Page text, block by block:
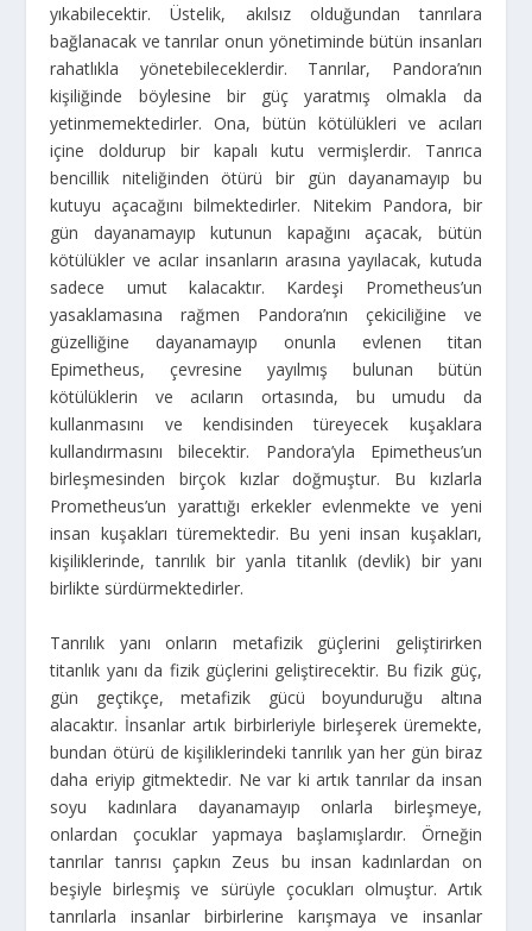
yıkabilecektir. Üstelik, akılsız olduğundan tanrılara
bağlanacak ve tanrılar onun yönetiminde bütün insanları
rahatlıkla yönetebileceklerdir. Tanrılar, Pandora’nın
kişiliğinde böylesine bir güç yaratmış olmakla da
yetinmemektedirler. Ona, bütün kötülükleri ve acıları
içine doldurup bir kapalı kutu vermişlerdir. Tanrıca
bencillik niteliğinden ötürü bir gün dayanamayıp bu
kutuyu açacağını bilmektedirler. Nitekim Pandora, bir
gün dayanamayıp kutunun kapağını açacak, bütün
kötülükler ve acılar insanların arasına yayılacak, kutuda
sadece umut kalacaktır. Kardeşi Prometheus’un
yasaklamasına rağmen Pandora’nın çekiciliğine ve
güzelliğine dayanamayıp onunla evlenen titan
Epimetheus, çevresine yayılmış bulunan bütün
kötülüklerin ve acıların ortasında, bu umudu da
kullanmasını ve kendisinden türeyecek kuşaklara
kullandırmasını bilecektir. Pandora’yla Epimetheus’un
birleşmesinden birçok kızlar doğmuştur. Bu kızlarla
Prometheus’un yarattığı erkekler evlenmekte ve yeni
insan kuşakları türemektedir. Bu yeni insan kuşakları,
kişiliklerinde, tanrılık bir yanla titanlık (devlik) bir yanı
birlikte sürdürmektedirler.
Tanrılık yanı onların metafizik güçlerini geliştirirken
titanlık yanı da fizik güçlerini geliştirecektir. Bu fizik güç,
gün geçtikçe, metafizik gücü boyunduruğu altına
alacaktır. İnsanlar artık birbirleriyle birleşerek üremekte,
bundan ötürü de kişiliklerindeki tanrılık yan her gün biraz
daha eriyip gitmektedir. Ne var ki artık tanrılar da insan
soyu kadınlara dayanamayıp onlarla birleşmeye,
onlardan çocuklar yapmaya başlamışlardır. Örneğin
tanrılar tanrısı çapkın Zeus bu insan kadınlardan on
beşiyle birleşmiş ve sürüyle çocukları olmuştur. Artık
tanrılarla insanlar birbirlerine karışmaya ve insanlar